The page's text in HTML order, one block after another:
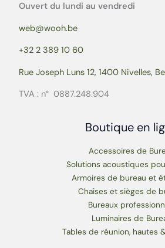
Ouvert du lundi au vendredi
web@wooh.be
+32 2 389 10 60
Rue Joseph Luns 12, 1400 Nivelles,
TVA : n° 0887.248.904
Boutique en
Accessoires de
Solutions acoustiques
Armoires de bureau et
Chaises et sièges de
Bureaux
Luminaires de
Tables de réunion, hautes